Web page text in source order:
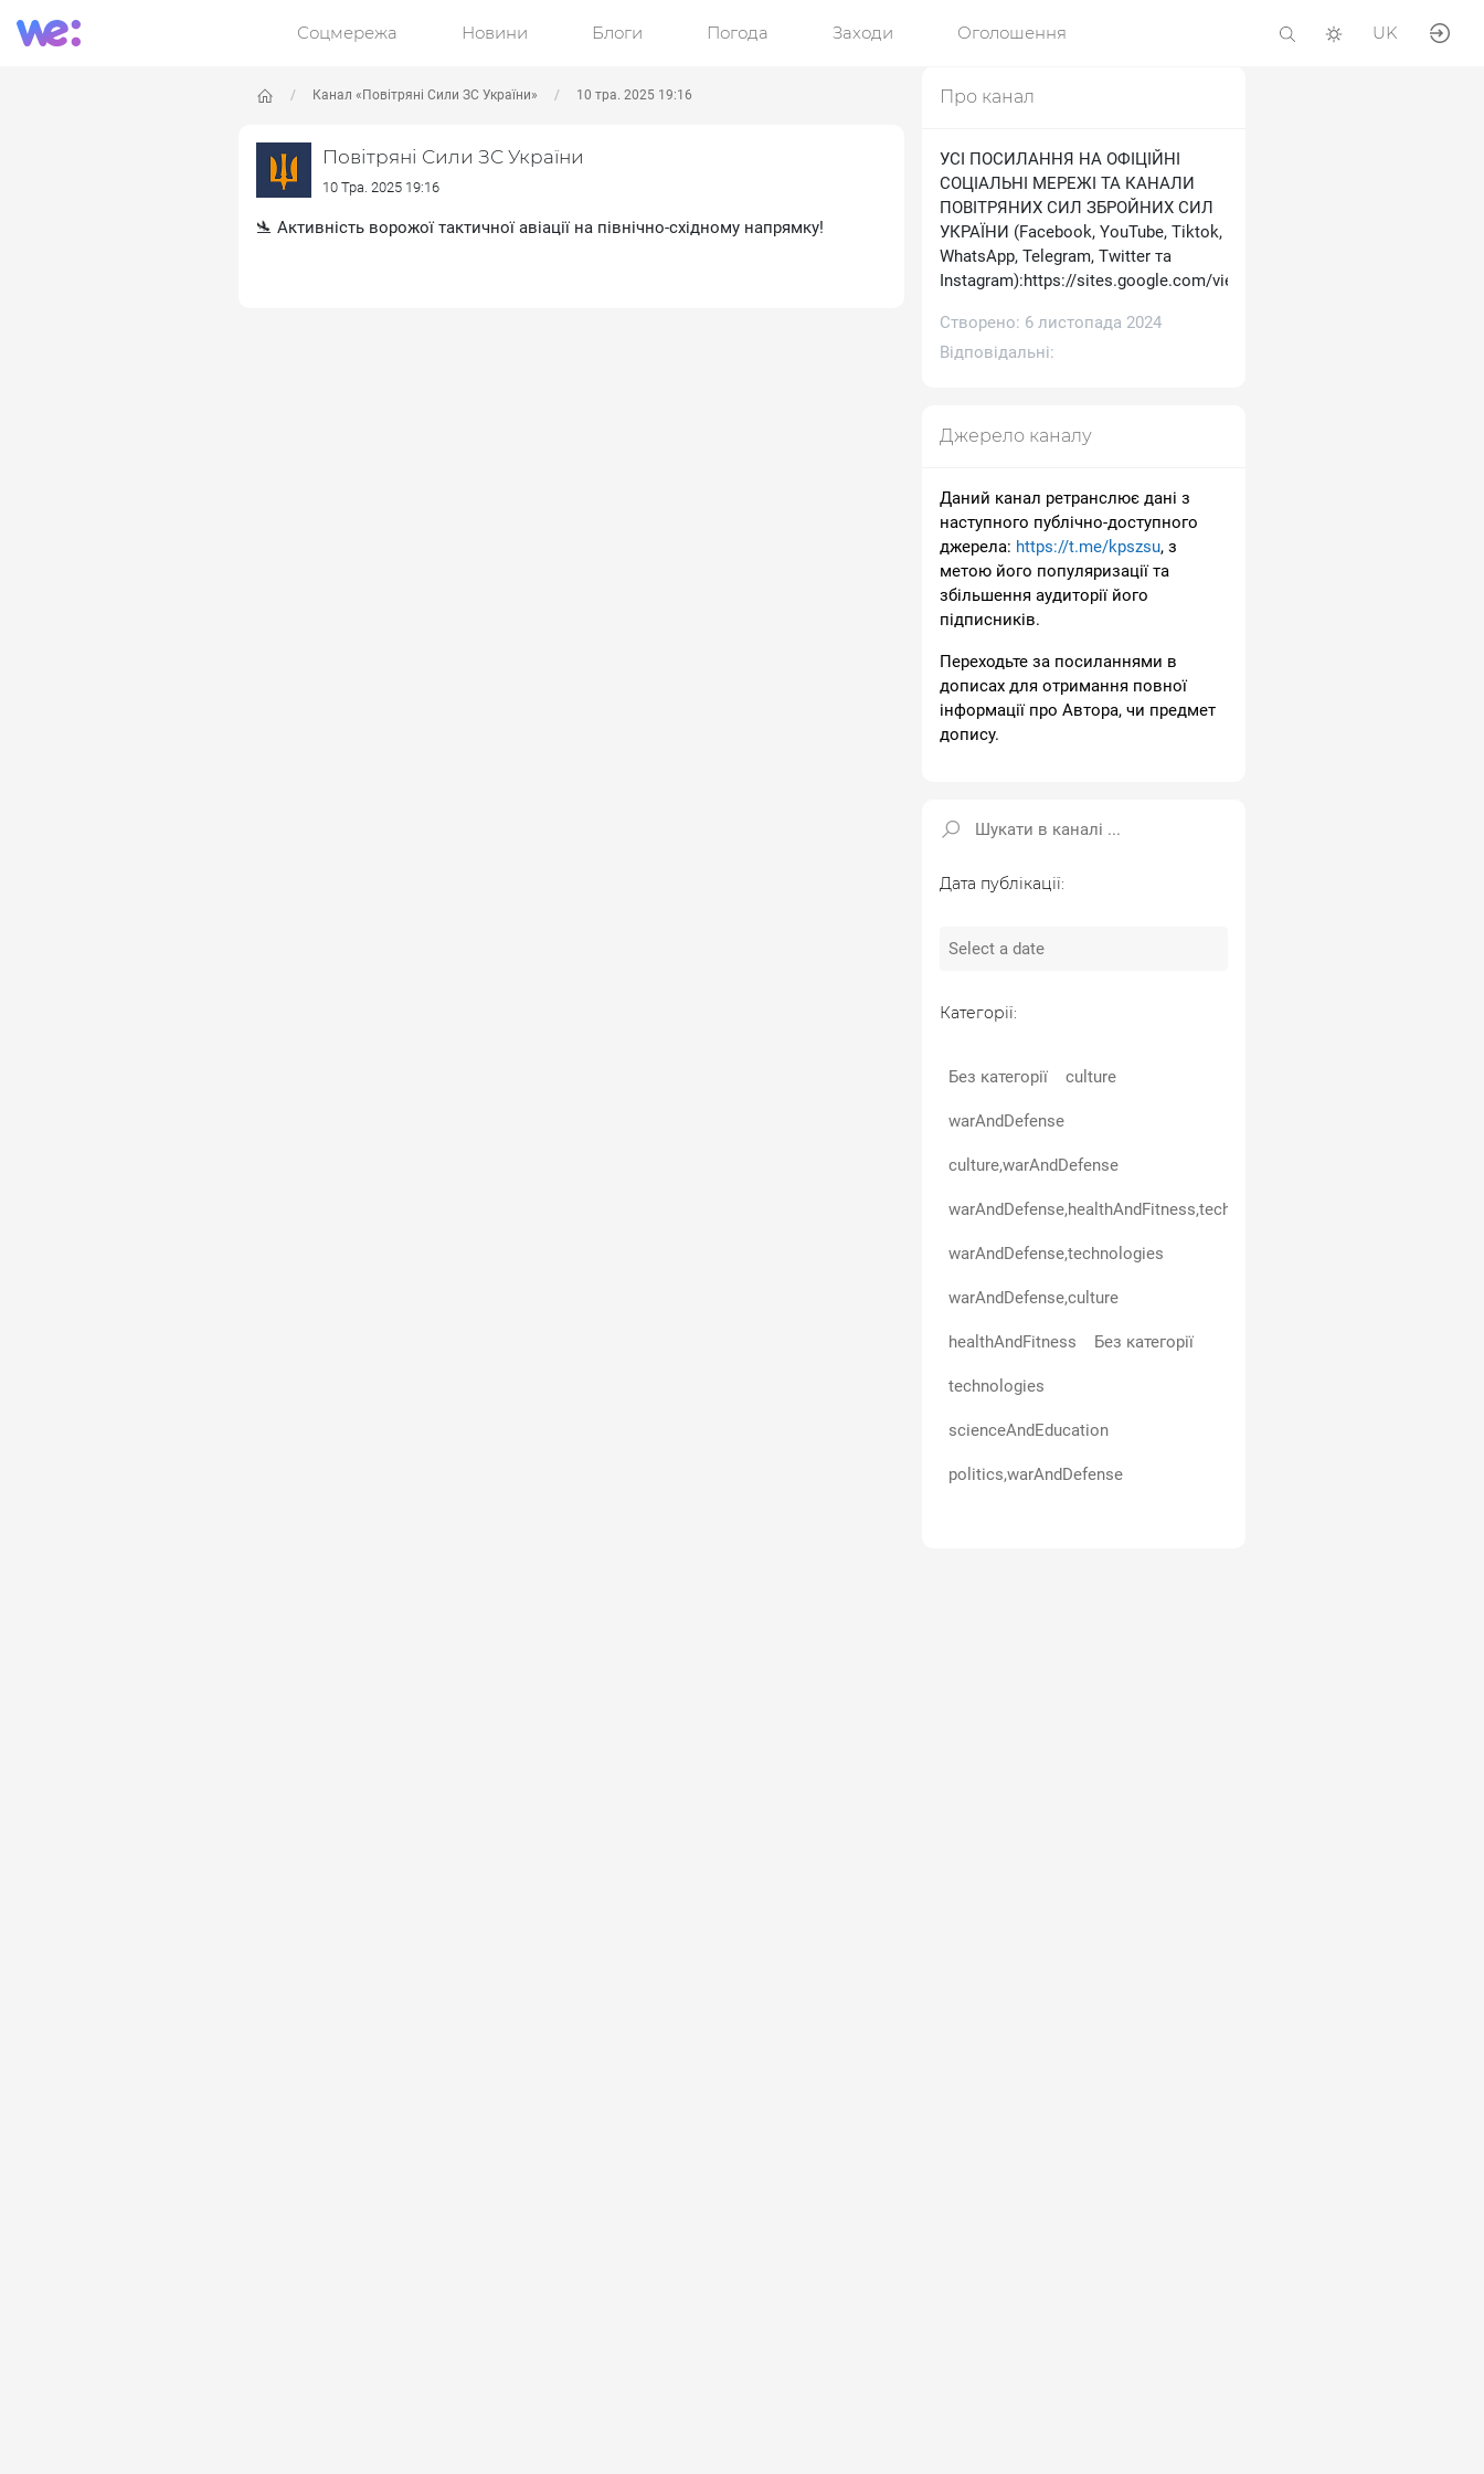
Соцмережа Новини Блоги Погода Заходи Оголошення UK
Канал «Повітряні Сили ЗС України» 10 тра. 2025 19:16
Повітряні Сили ЗС України
10 Тра. 2025 19:16
🛬 Активність ворожої тактичної авіації на північно-східному напрямку!
Про канал
УСІ ПОСИЛАННЯ НА ОФІЦІЙНІ
СОЦІАЛЬНІ МЕРЕЖІ ТА КАНАЛИ
ПОВІТРЯНИХ СИЛ ЗБРОЙНИХ СИЛ
УКРАЇНИ (Facebook, YouTube, Tiktok,
WhatsApp, Telegram, Тwitter та
Іnstagram):https://sites.google.com/view/ukrainianairforce
Створено: 6 листопада 2024
Відповідальні:
Джерело каналу
Даний канал ретранслює дані з
наступного публічно-доступного
джерела: https://t.me/kpszsu, з
метою його популяризації та
збільшення аудиторії його
підписників.
Переходьте за посиланнями в
дописах для отримання повної
інформації про Автора, чи предмет
допису.
Дата публікації:
Категорії:
Без категорії culture
warAndDefense
culture,warAndDefense
warAndDefense,healthAndFitness,technologies
warAndDefense,technologies
warAndDefense,culture
healthAndFitness Без категорії
technologies
scienceAndEducation
politics,warAndDefense